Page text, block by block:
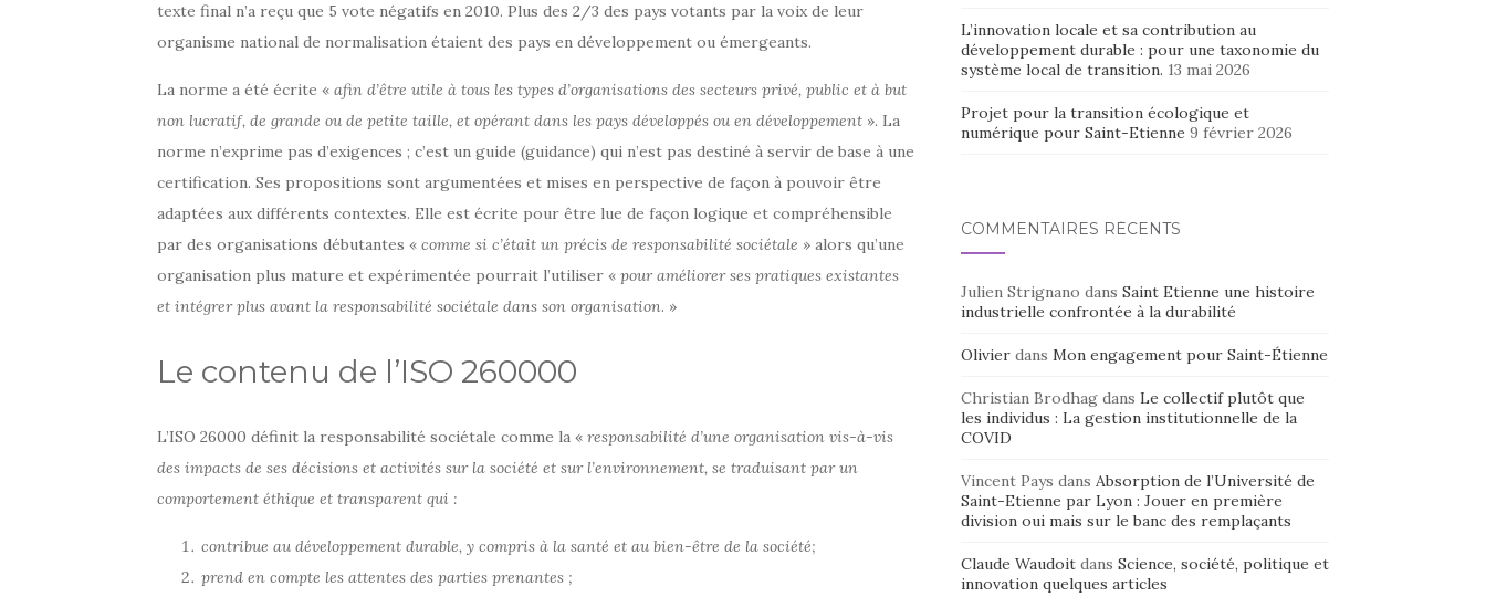
texte final n’a reçu que 5 vote négatifs en 2010. Plus des 2/3 des pays votants par la voix de leur
organisme national de normalisation étaient des pays en développement ou émergeants.
La norme a été écrite « afin d’être utile à tous les types d’organisations des secteurs privé, public et à but
non lucratif, de grande ou de petite taille, et opérant dans les pays développés ou en développement ». La
norme n’exprime pas d’exigences ; c’est un guide (guidance) qui n’est pas destiné à servir de base à une
certification. Ses propositions sont argumentées et mises en perspective de façon à pouvoir être
adaptées aux différents contextes. Elle est écrite pour être lue de façon logique et compréhensible
par des organisations débutantes « comme si c’était un précis de responsabilité sociétale » alors qu’une
organisation plus mature et expérimentée pourrait l’utiliser « pour améliorer ses pratiques existantes
et intégrer plus avant la responsabilité sociétale dans son organisation. »
Le contenu de l’ISO 260000
L’ISO 26000 définit la responsabilité sociétale comme la « responsabilité d’une organisation vis-à-vis
des impacts de ses décisions et activités sur la société et sur l’environnement, se traduisant par un
comportement éthique et transparent qui :
contribue au développement durable, y compris à la santé et au bien-être de la société;
prend en compte les attentes des parties prenantes ;
L’innovation locale et sa contribution au
développement durable : pour une taxonomie du
système local de transition. 13 mai 2026
Projet pour la transition écologique et
numérique pour Saint-Etienne 9 février 2026
COMMENTAIRES RÉCENTS
Julien Strignano dans Saint Etienne une histoire
industrielle confrontée à la durabilité
Olivierdans Mon engagement pour Saint-Étienne
Christian Brodhagdans Le collectif plutôt que
les individus : La gestion institutionnelle de la
COVID
Vincent Pays dans Absorption de l’Université de
Saint-Etienne par Lyon : Jouer en première
division oui mais sur le banc des remplaçants
Claude Waudoitdans Science, société, politique et
innovation quelques articles